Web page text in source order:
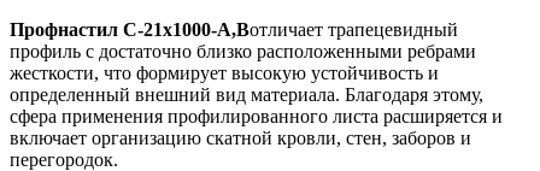
Профнастил С-21х1000-A,Bотличает трапецевидный
профиль с достаточно близко расположенными ребрами
жесткости, что формирует высокую устойчивость и
определенный внешний вид материала. Благодаря этому,
сфера применения профилированного листа расширяется и
включает организацию скатной кровли, стен, заборов и
перегородок.